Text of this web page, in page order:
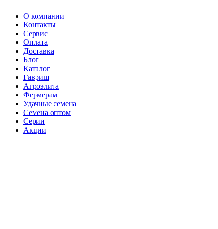
О компании
Контакты
Сервис
Оплата
Доставка
Блог
Каталог
Гавриш
Агроэлита
Фермерам
Удачные семена
Семена оптом
Серии
Акции